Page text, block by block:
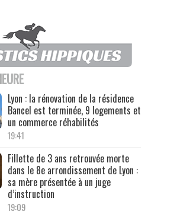
Lyon : la rénovation de la résidence
Bancel est terminée, 9 logements et
un commerce réhabilités
19:41
Fillette de 3 ans retrouvée morte
dans le 8e arrondissement de Lyon :
sa mère présentée à un juge
d’instruction
19:09